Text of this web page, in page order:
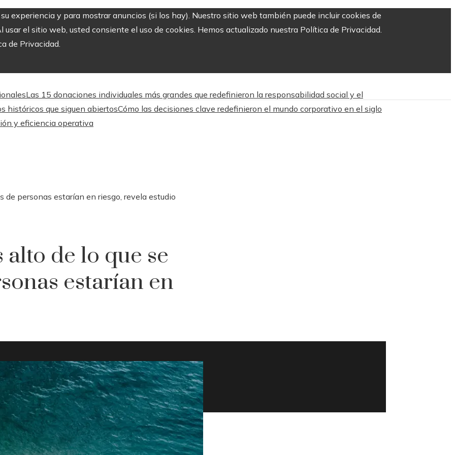
experiencia y para mostrar anuncios (si los hay). Nuestro sitio web también puede incluir cookies de
el sitio web, usted consiente el uso de cookies. Hemos actualizado nuestra Política de Privacidad.
de Privacidad.
Las 15 donaciones individuales más grandes que redefinieron la responsabilidad social y el
históricos que siguen abiertosCómo las decisiones clave redefinieron el mundo corporativo en el siglo
y eficiencia operativa
de personas estarían en riesgo, revela estudio
de lo que se
estarían en